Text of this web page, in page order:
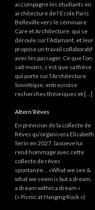
accompagne les étudiants en
architecture de l’Ecole Paris
Belleville vers le séminaire
Care et Architecture, qui se
déroule sur l’Adamant, et leur
propose un travail collaboratif
avec les passager. Ce que l’on
sait moins, c’est que sa thèse
qui porte sur l’Architecture
Soviétique, entrecroise
recherches théoriques et […]
Altern’Rêves
En prévision de la collecte de
Rêves qu’organisera Elisabeth
Serin en 2027, laoueve lui
rend hommage avec cette
collecte de rêves
spontanée… »What we see &
what we seem is but a dream,
a dream within a dream »
(« Picnic at Hanging Rock »)